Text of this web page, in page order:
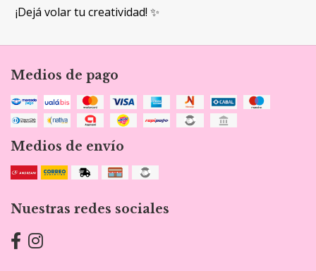
¡Dejá volar tu creatividad! ✨
Medios de pago
Medios de envío
Nuestras redes sociales